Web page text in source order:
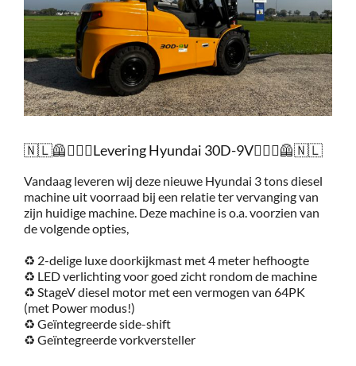
Services
Contact
🇳🇱🦺👷🏻‍♂️Levering Hyundai 30D-9V👷🏻‍♂️🦺🇳🇱
Vandaag leveren wij deze nieuwe Hyundai 3 tons diesel
machine uit voorraad bij een relatie ter vervanging van
zijn huidige machine. Deze machine is o.a. voorzien van
de volgende opties,
♻ 2-delige luxe doorkijkmast met 4 meter hefhoogte
♻ LED verlichting voor goed zicht rondom de machine
♻ StageV diesel motor met een vermogen van 64PK
(met Power modus!)
♻ Geïntegreerde side-shift
♻ Geïntegreerde vorkversteller